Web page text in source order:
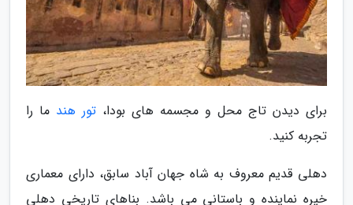
برای دیدن تاج محل و مجسمه های بودا، تور هند ما را
تجربه کنید.
دهلی قدیم معروف به شاه جهان آباد سابق، دارای معماری
خیره نماینده و باستانی می باشد. بناهای تاریخی دهلی